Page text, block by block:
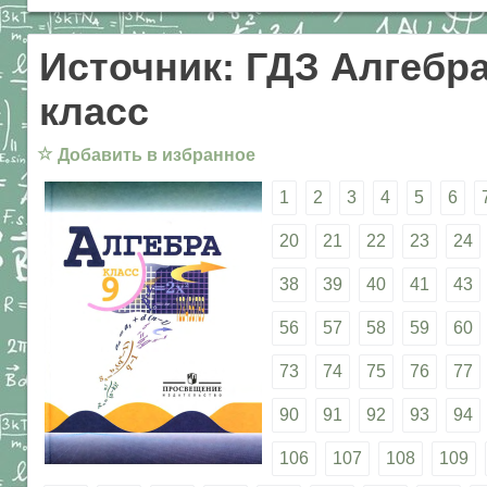
Источник: ГДЗ
класс
☆ Добавить в избранное
1 2 3 4 5 6
20 21 22 23 24
38 39 40 41 43
56 57 58 59 60
73 74 75 76 77
90 91 92 93 94
106 107 108 109